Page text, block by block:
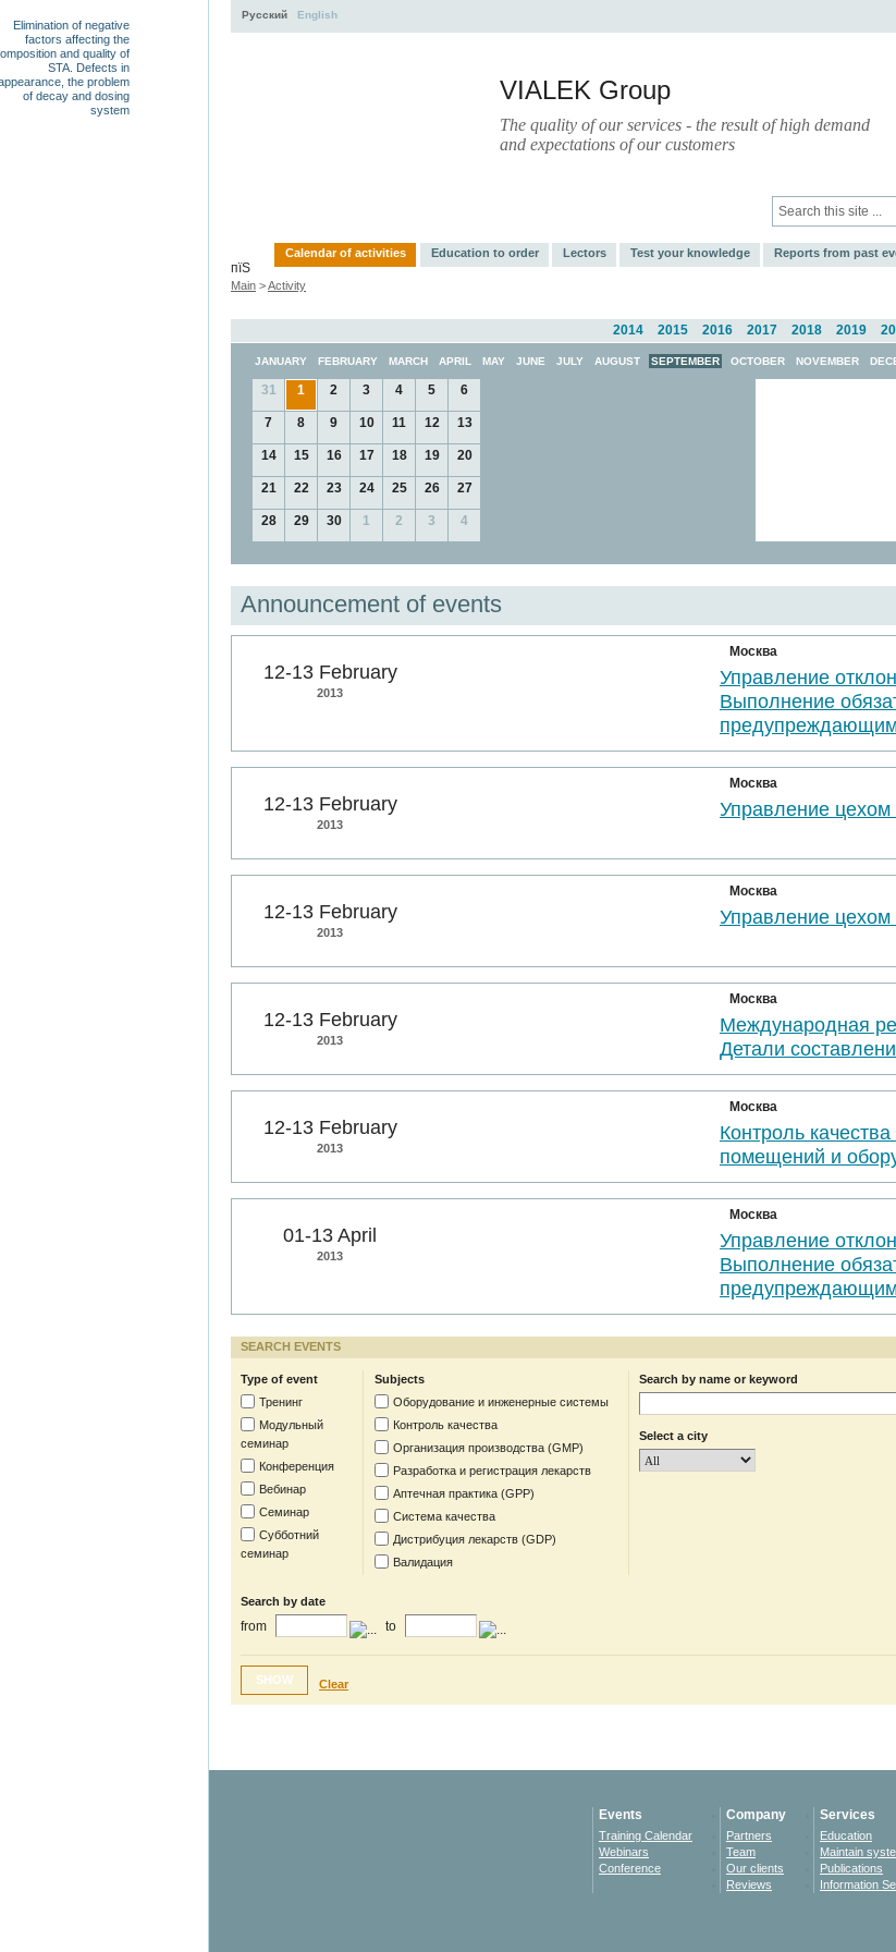
VIALEK Group
The quality of our services - the result of high demand
and expectations of our customers
Русский English
Elimination of negative
factors affecting the
and quality of
STA. Defects in
the problem
of decay and dosing
system
пїЅ
Calendar of activities Education to order Lectors Test your knowledge Reports from past
Main >Activity
2019
2018
2017
2016
2015
2014
JANUARY FEBRUARY MARCH APRIL MAY JUNE JULY AUGUST SEPTEMBER OCTOBER NOVEMBER
31 1 2 3 4 5 6
7 8 9 10 11 12 13
14 15 16 17 18 19 20
21 22 23 24 25 26 27
28 29 30 1 2 3 4
Announcement of events
12-13 February
2013
Москва
Управление
Выполнение
12-13 February
2013
Москва
Управление цехом
12-13 February
2013
Москва
Управление цехом
12-13 February
2013
Москва
Международная
Детали
12-13 February
2013
Москва
Контроль
помещений и
01-13 April
2013
Москва
Управление
Выполнение
SEARCH EVENTS
Type of event
Тренинг
Модульный
семинар
Конференция
Вебинар
Семинар
Субботний
семинар
Subjects
Оборудование и инженерные системы
Контроль качества
Организация производства (GMP)
Разработка и регистрация лекарств
Аптечная практика (GPP)
Система качества
Дистрибуция лекарств (GDP)
Валидация
Search by name or keyword
Select a city
Search by date
from to
SHOW Clear
Events
Training Calendar
Webinars
Conference
Company
Partners
Team
Our clients
Reviews
Services
Education
Maintain
Publications
Information